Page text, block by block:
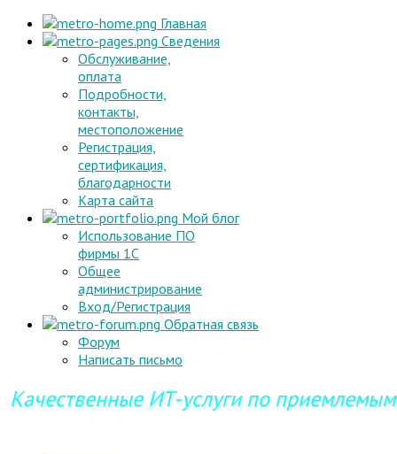
Главная
Сведения
Обслуживание,
оплата
Подробности,
контакты,
местоположение
Регистрация,
сертификация,
благодарности
Карта сайта
Мой блог
Использование ПО
фирмы 1С
Общее
администрирование
Вход/Регистрация
Обратная связь
Форум
Написать письмо
Качественные ИТ-услуги по